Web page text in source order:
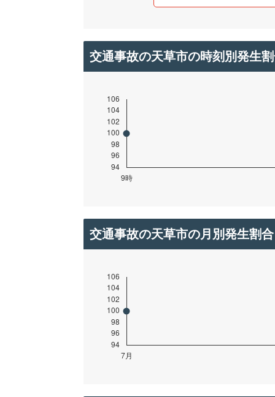
交通事故の天草市の時刻別発生
交通事故の天草市の月別発生割合